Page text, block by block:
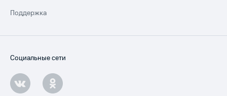
Поддержка
Социальные сети